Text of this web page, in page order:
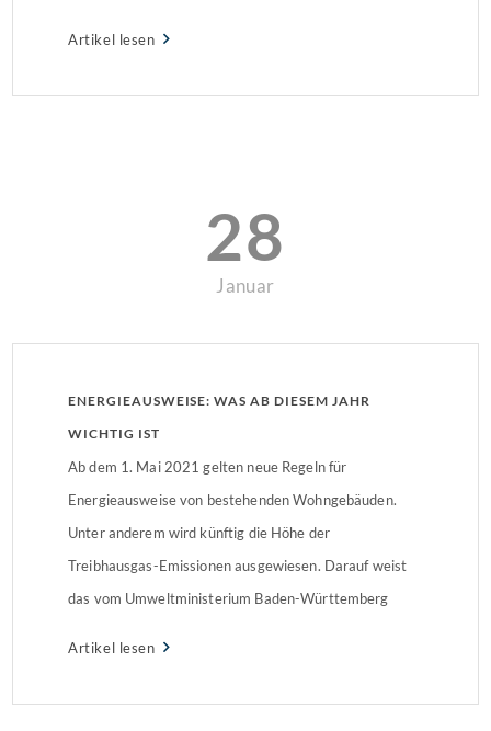
Artikel lesen
28
Januar
ENERGIEAUSWEISE: WAS AB DIESEM JAHR
WICHTIG IST
Ab dem 1. Mai 2021 gelten neue Regeln für
Energieausweise von bestehenden Wohngebäuden.
Unter anderem wird künftig die Höhe der
Treibhausgas-Emissionen ausgewiesen. Darauf weist
das vom Umweltministerium Baden-Württemberg
Artikel lesen